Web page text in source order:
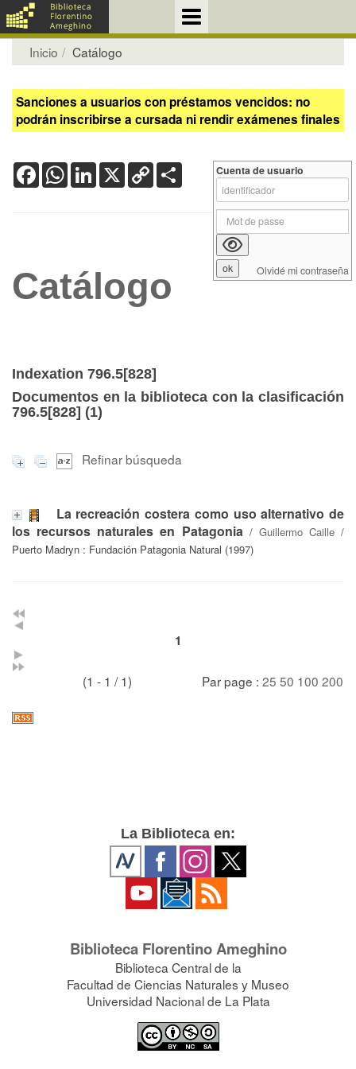
Inicio Catálogo
Sanciones a usuarios con préstamos vencidos: no
podrán inscribirse a cursada ni rendir exámenes finales
FacebookWhatsApp
LinkedIn
X Copy
Link
Catálogo
Indexation 796.5[828]
Documentos en la biblioteca con la clasificación
796.5[828] (1)
Refinar búsqueda
La recreación costera como uso alternativo de
los recursos naturales en Patagonia/ Guillermo Caille/
Puerto Madryn : Fundación Patagonia Natural (1997)
1
(1 - 1 / 1) Par page : 25 50 100 200
Cuenta de usuario
Olvidé mi contraseña
La Biblioteca en:
Biblioteca Florentino Ameghino
Biblioteca Central de la
Facultad de Ciencias Naturales y Museo
Universidad Nacional de La Plata